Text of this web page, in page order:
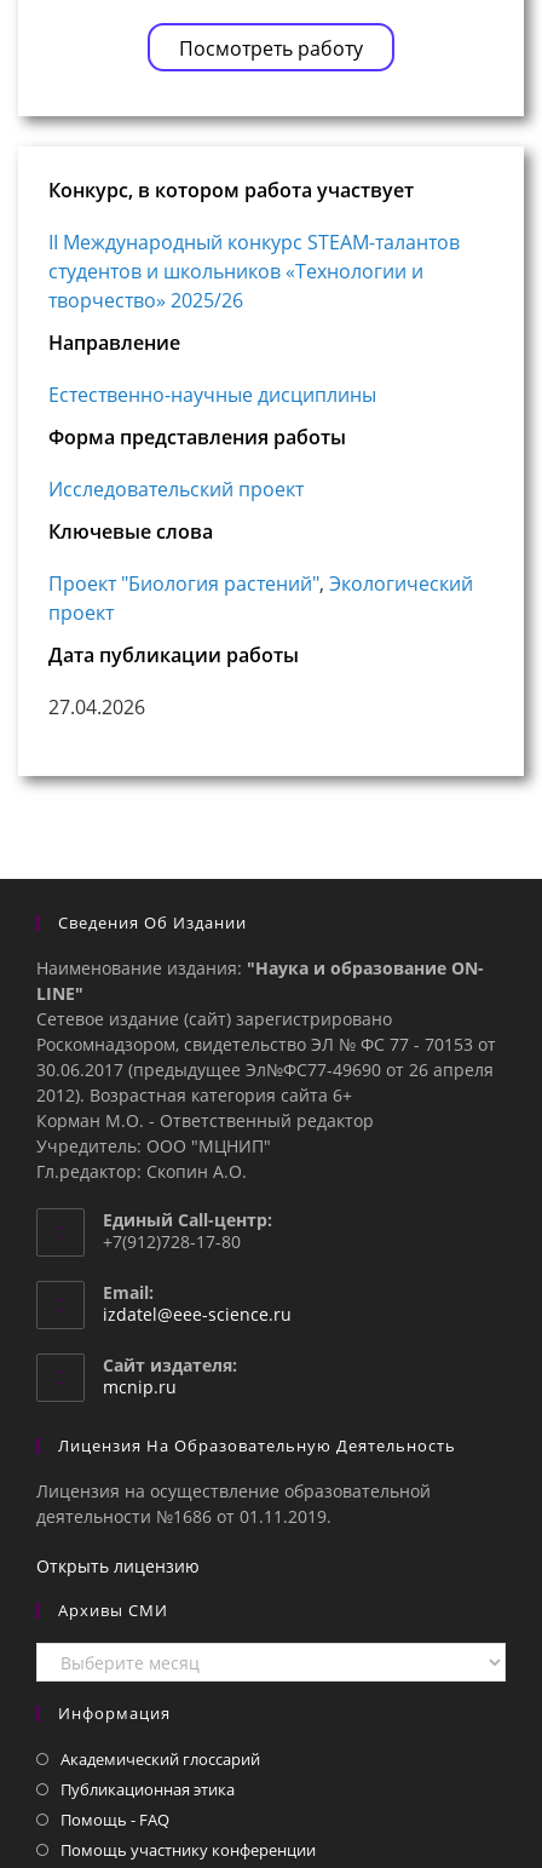
Посмотреть работу
Конкурс, в котором работа участвует
II Международный конкурс STEAM-талантов
студентов и школьников «Технологии и
творчество» 2025/26
Направление
Естественно-научные дисциплины
Форма представления работы
Исследовательский проект
Ключевые слова
Проект "Биология растений", Экологический
проект
Дата публикации работы
27.04.2026
Сведения Об Издании
Наименование издания: "Наука и образование ON-
LINE"
Сетевое издание (сайт) зарегистрировано
Роскомнадзором, свидетельство ЭЛ № ФС 77 - 70153 от
30.06.2017 (предыдущее Эл№ФC77-49690 от 26 апреля
2012). Возрастная категория сайта 6+
Корман М.О. - Ответственный редактор
Учредитель: ООО "МЦНИП"
Гл.редактор: Скопин А.О.
Единый Call-центр:
+7(912)728-17-80
Email:
izdatel@eee-science.ru
Сайт издателя:
mcnip.ru
Лицензия На Образовательную Деятельность
Лицензия на осуществление образовательной
деятельности №1686 от 01.11.2019.
Открыть лицензию
Архивы СМИ
Архивы
СМИ
Информация
Академический глоссарий
Публикационная этика
Помощь - FAQ
Помощь участнику конференции